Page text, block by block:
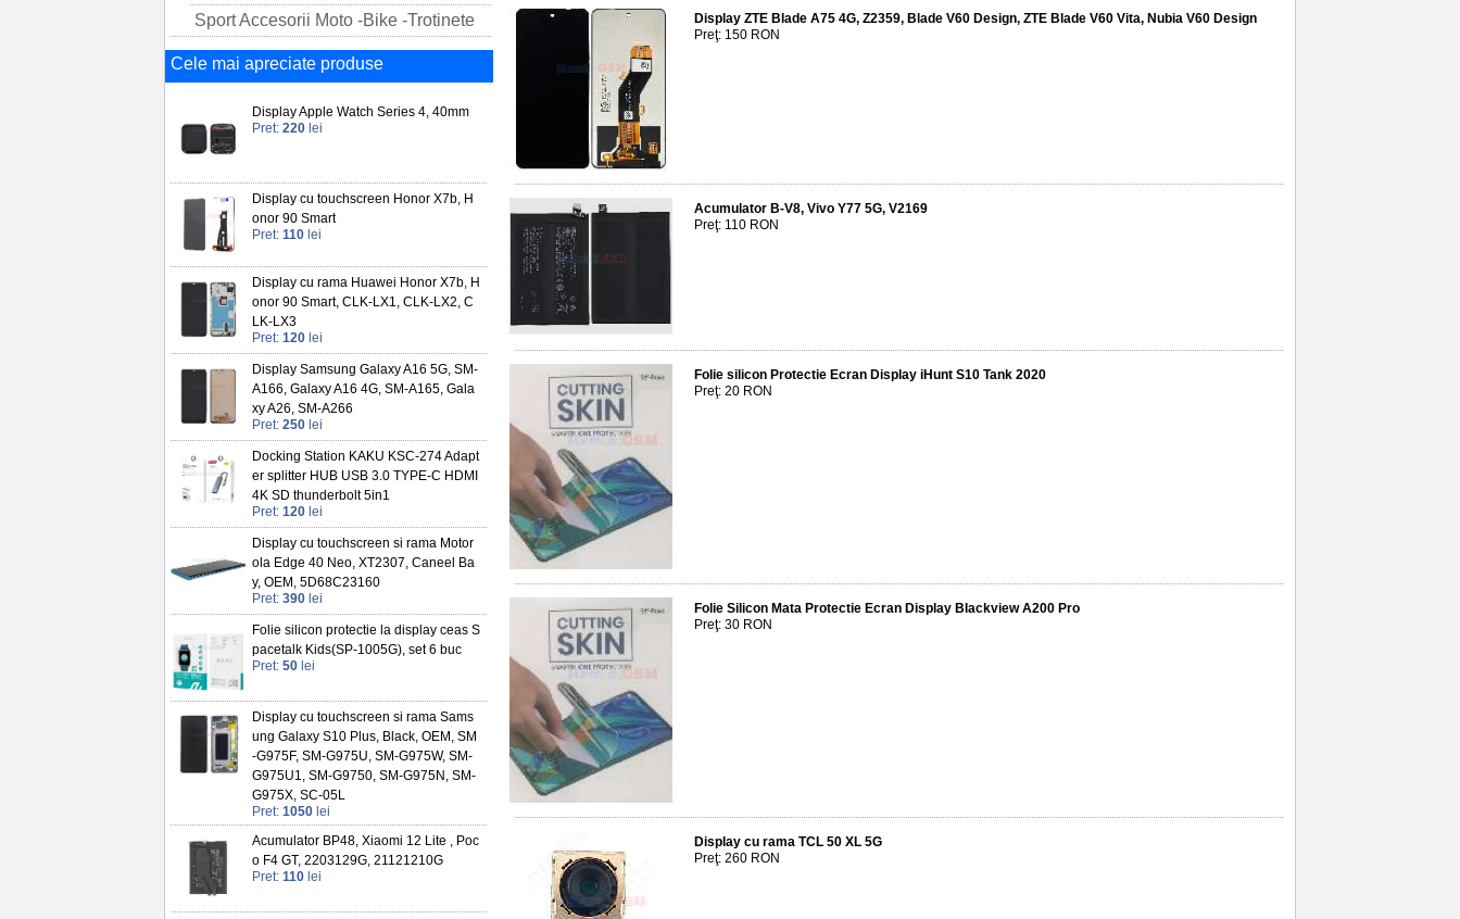
Sport Accesorii Moto -Bike -Trotinete
Cele mai apreciate produse
Display Apple Watch Series 4, 40mm
Pret: 220 lei
Display cu touchscreen Honor X7b, H
onor 90 Smart
Pret: 110 lei
Display cu rama Huawei Honor X7b, H
onor 90 Smart, CLK-LX1, CLK-LX2, C
LK-LX3
Pret: 120 lei
Display Samsung Galaxy A16 5G, SM-
A166, Galaxy A16 4G, SM-A165, Gala
xy A26, SM-A266
Pret: 250 lei
Docking Station KAKU KSC-274 Adapt
er splitter HUB USB 3.0 TYPE-C HDMI
4K SD thunderbolt 5in1
Pret: 120 lei
Display cu touchscreen si rama Motor
ola Edge 40 Neo, XT2307, Caneel Ba
y, OEM, 5D68C23160
Pret: 390 lei
Folie silicon protectie la display ceas S
pacetalk Kids(SP-1005G), set 6 buc
Pret: 50 lei
Display cu touchscreen si rama Sams
ung Galaxy S10 Plus, Black, OEM, SM
-G975F, SM-G975U, SM-G975W, SM-
G975U1, SM-G9750, SM-G975N, SM-
G975X, SC-05L
Pret: 1050 lei
Acumulator BP48, Xiaomi 12 Lite , Poc
o F4 GT, 2203129G, 21121210G
Pret: 110 lei
Display ZTE Blade A75 4G, Z2359, Blade V60 Design, ZTE Blade V60 Vita, Nubia V60 Design
Preţ: 150 RON
Acumulator B-V8, Vivo Y77 5G, V2169
Preţ: 110 RON
Folie silicon Protectie Ecran Display iHunt S10 Tank 2020
Preţ: 20 RON
Folie Silicon Mata Protectie Ecran Display Blackview A200 Pro
Preţ: 30 RON
Display cu rama TCL 50 XL 5G
Preţ: 260 RON